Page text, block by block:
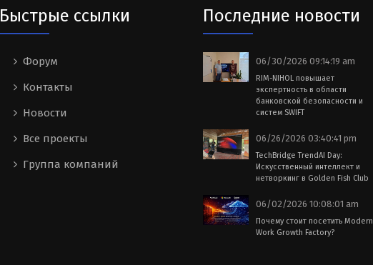
Быстрые ссылки
Форум
Контакты
Новости
Все проекты
Группа компаний
Последние новости
06/30/2026 09:14:19 am
RIM-NIHOL повышает
экспертность в области
банковской безопасности и
систем SWIFT
06/26/2026 03:40:41 pm
TechBridge TrendAI Day:
Искусственный интеллект и
нетворкинг в Golden Fish Club
06/02/2026 10:08:01 am
Почему стоит посетить Modern
Work Growth Factory?